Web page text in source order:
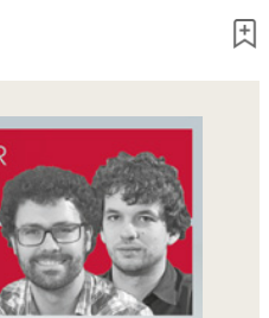
Extra
Ludwig
Boutique
Schachfilme
Gutschein
bestellen